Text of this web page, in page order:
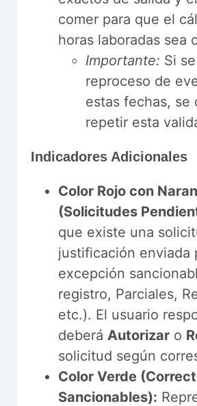
comer para que el
horas laboradas sea
Importante: Si
reproceso de
estas fechas, se
repetir esta
Indicadores Adicionales
Color Rojo con
(Solicitudes
que existe una
justificación enviada
excepción
registro, Parciales,
etc.). El usuario
deberá Autorizar o
solicitud según
Color Verde
Sancionables):